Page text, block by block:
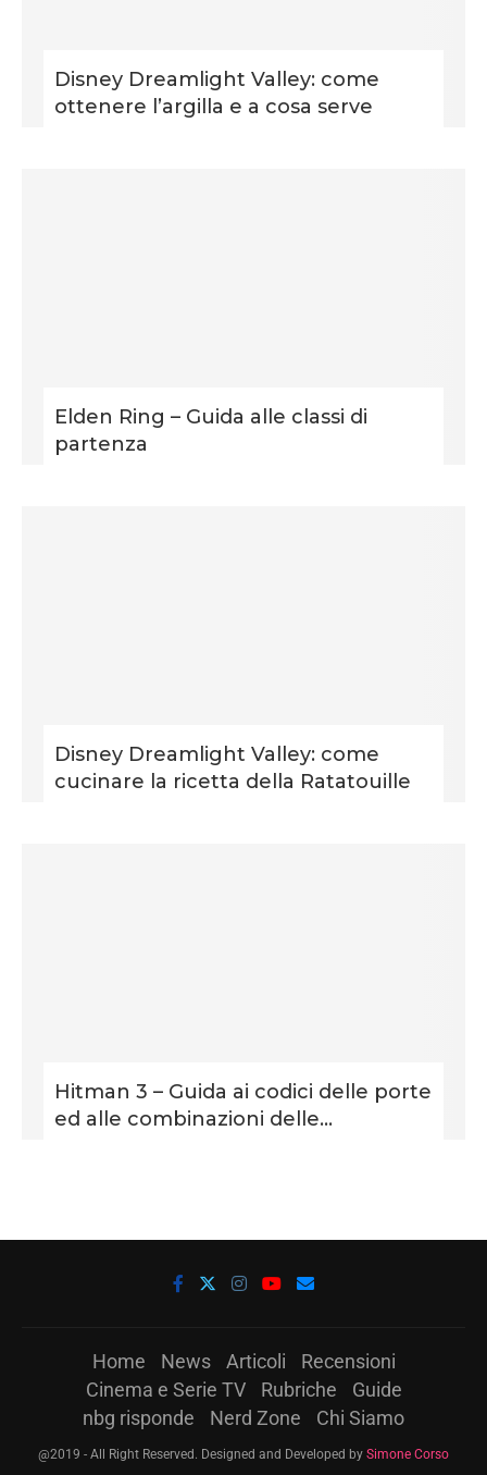
Disney Dreamlight Valley: come
ottenere l’argilla e a cosa serve
Elden Ring – Guida alle classi di
partenza
Disney Dreamlight Valley: come
cucinare la ricetta della Ratatouille
Hitman 3 – Guida ai codici delle porte
ed alle combinazioni delle...
Home News Articoli
Recensioni
Cinema e Serie TV
Rubriche
Guide
nbg risponde
Nerd Zone Chi Siamo
@2019 - All Right Reserved. Designed and Developed by Simone Corso